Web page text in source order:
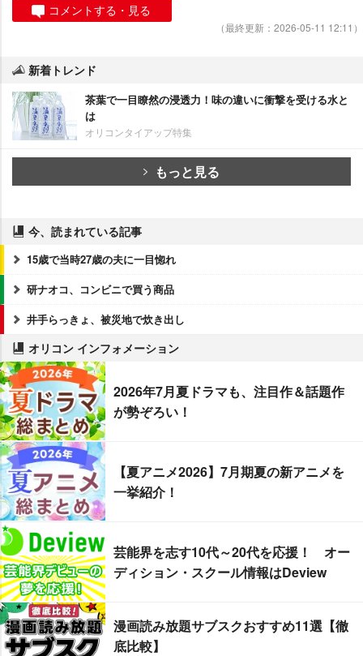
コメントする・見る
（最終更新：2026-05-11 12:11）
新着トレンド
茶葉で一目瞭然の浸透力！味の違いに衝撃を受ける水と
は
オリコンタイアップ特集
もっと見る
今、読まれている記事
15歳で当時27歳の夫に一目惚れ
研ナオコ、コンビニで買う商品
井手らっきょ、被災地で炊き出し
オリコン インフォメーション
2026年7月夏ドラマも、注目作＆話題作
が勢ぞろい！
【夏アニメ2026】7月期夏の新アニメを
一挙紹介！
芸能界を志す10代～20代を応援！ オー
ディション・スクール情報はDeview
漫画読み放題サブスクおすすめ11選【徹
底比較】